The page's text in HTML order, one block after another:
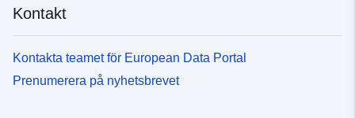
Kontakt
Kontakta teamet för European Data Portal
Prenumerera på nyhetsbrevet